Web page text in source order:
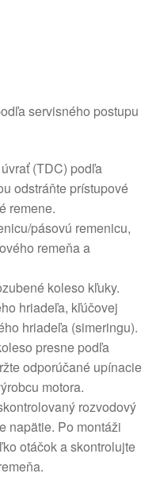
servisného postupu
(TDC) podľa
odstráňte prístupové
remene.
pásovú remenicu,
remeňa a
koleso kľuky.
hriadeľa, kľúčovej
hriadeľa (simeringu).
presne podľa
odporúčané upínacie
motora.
rozvodový
napätie. Po montáži
otáčok a skontrolujte